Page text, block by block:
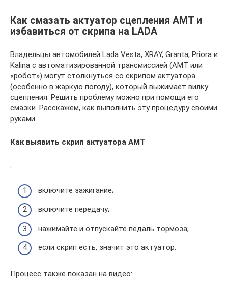
Как смазать актуатор сцепления АМТ и
избавиться от скрипа на LADA
Владельцы автомобилей Lada Vesta, XRAY, Granta, Priora и
Kalina с автоматизированной трансмиссией (АМТ или
«робот») могут столкнуться со скрипом актуатора
(особенно в жаркую погоду), который выжимает вилку
сцепления. Решить проблему можно при помощи его
смазки. Расскажем, как выполнить эту процедуру своими
руками.
Как выявить скрип актуатора АМТ
:
включите зажигание;
включите передачу;
нажимайте и отпускайте педаль тормоза;
если скрип есть, значит это актуатор.
Процесс также показан на видео: